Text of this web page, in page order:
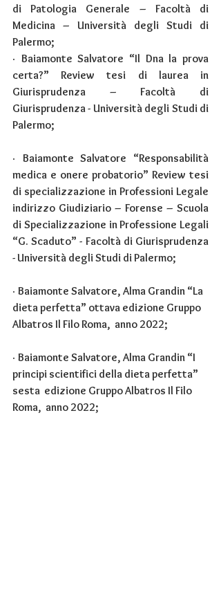
di Patologia Generale – Facoltà di
Medicina – Università degli Studi di
Palermo;
· Baiamonte Salvatore “Il Dna la prova
certa?” Review tesi di laurea in
Giurisprudenza – Facoltà di
Giurisprudenza - Università degli Studi di
Palermo;
· Baiamonte Salvatore “Responsabilità
medica e onere probatorio” Review tesi
di specializzazione in Professioni Legale
indirizzo Giudiziario – Forense – Scuola
di Specializzazione in Professione Legali
“G. Scaduto” - Facoltà di Giurisprudenza
- Università degli Studi di Palermo;
· Baiamonte Salvatore, Alma Grandin “La
dieta perfetta” ottava edizione Gruppo
Albatros Il Filo Roma,  anno 2022;
· Baiamonte Salvatore, Alma Grandin “I
principi scientifici della dieta perfetta”
sesta  edizione Gruppo Albatros Il Filo
Roma,  anno 2022;